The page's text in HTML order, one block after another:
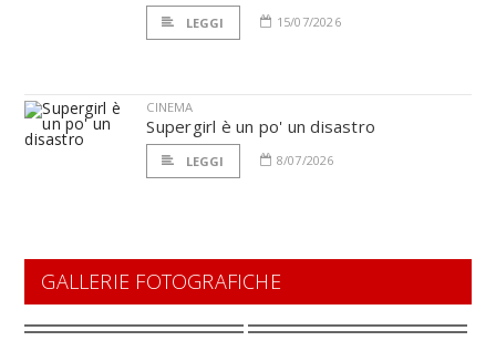
LEGGI 15/07/2026
CINEMA
Supergirl è un po' un disastro
LEGGI 8/07/2026
GALLERIE FOTOGRAFICHE